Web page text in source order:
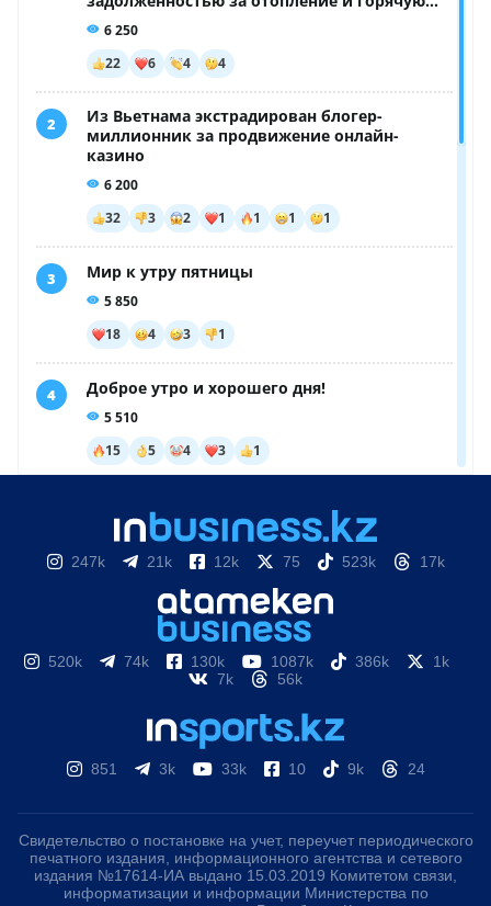
247k 21k 12k 75 523k 17k
520k 74k 130k 1087k 386k
1k
7k
56k
851 3k 33k 10 9k 24
Свидетельство о постановке на учет, переучет периодического
печатного издания, информационного агентства и сетевого
издания №17614-ИА выдано 15.03.2019 Комитетом связи,
информатизации и информации Министерства по